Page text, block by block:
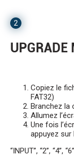
2
UPGRADE
Copiez le
FAT32)
Branchez la
Allumez
Une fois
appuyez sur
“INPUT”, “2”, “4”,